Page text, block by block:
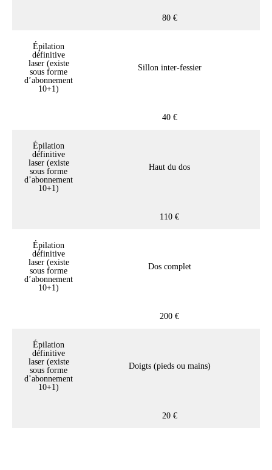
80 €
Épilation
définitive
laser (existe
sous forme
d’abonnement
10+1)
Sillon inter-fessier
40 €
Épilation
définitive
laser (existe
sous forme
d’abonnement
10+1)
Haut du dos
110 €
Épilation
définitive
laser (existe
sous forme
d’abonnement
10+1)
Dos complet
200 €
Épilation
définitive
laser (existe
sous forme
d’abonnement
10+1)
Doigts (pieds ou mains)
20 €